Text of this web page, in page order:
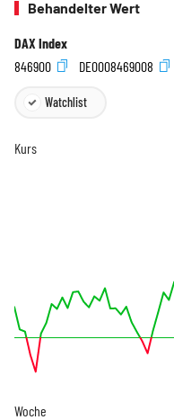
Behandelter Wert
DAX Index
846900
DE0008469008
Watchlist
Kurs
Woche